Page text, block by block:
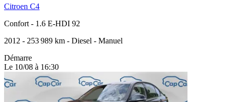
Citroen C4
Confort - 1.6 E-HDI 92
2012 - 253 989 km - Diesel - Manuel
Démarre
Le 10/08 à 16:30